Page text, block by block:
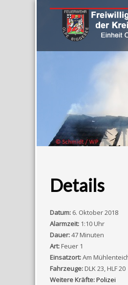
Details
Datum: 6. Oktober 2018
Alarmzeit: 1:10 Uhr
Dauer:47 Minuten
Art:Feuer 1
Einsatzort:Am
Fahrzeuge:DLK 23, HLF 20
Weitere Kräfte:Polizei